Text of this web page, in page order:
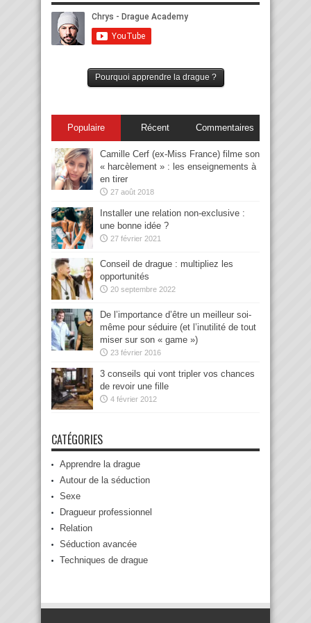
Pourquoi apprendre la drague ?
Populaire Récent Commentaires
Camille Cerf (ex-Miss France) filme son
« harcèlement » : les enseignements à
en tirer
27 août 2018
Installer une relation non-exclusive :
une bonne idée ?
27 février 2021
Conseil de drague : multipliez les
opportunités
20 septembre 2022
De l’importance d’être un meilleur soi-
même pour séduire (et l’inutilité de tout
miser sur son « game »)
23 février 2016
3 conseils qui vont tripler vos chances
de revoir une fille
4 février 2012
CATÉGORIES
Apprendre la drague
Autour de la séduction
Sexe
Dragueur professionnel
Relation
Séduction avancée
Techniques de drague